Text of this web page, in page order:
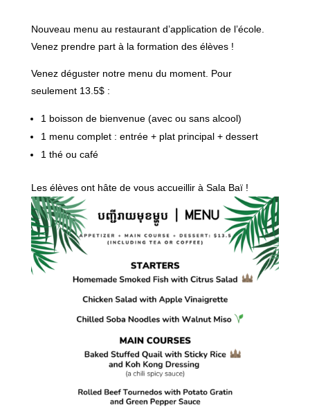
Nouveau menu au restaurant d’application de l’école.
Venez prendre part à la formation des élèves !
Venez déguster notre menu du moment. Pour
seulement 13.5$ :
1 boisson de bienvenue (avec ou sans alcool)
1 menu complet : entrée + plat principal + dessert
1 thé ou café
Les élèves ont hâte de vous accueillir à Sala Baï !